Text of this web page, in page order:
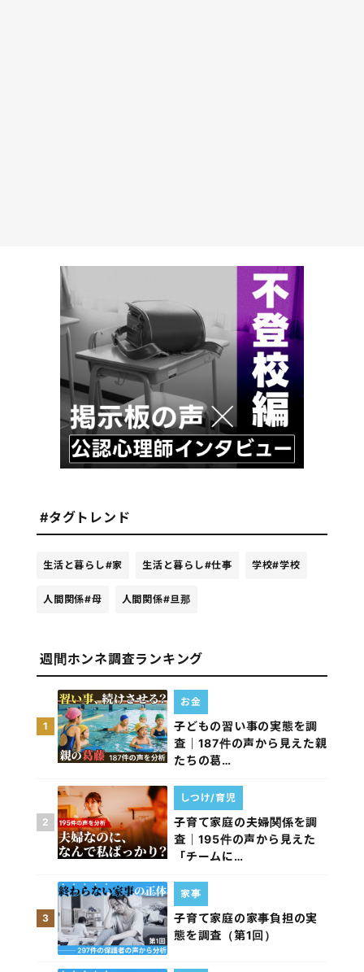
#タグトレンド
生活と暮らし#家 生活と暮らし#仕事 学校#学校
人間関係#母 人間関係#旦那
週間ホンネ調査ランキング
1
子どもの習い事の実態を調
査｜187件の声から見えた親
たちの葛…
お金
2
子育て家庭の夫婦関係を調
査｜195件の声から見えた
「チームに…
しつけ/育児
3
子育て家庭の家事負担の実
態を調査（第1回）
家事